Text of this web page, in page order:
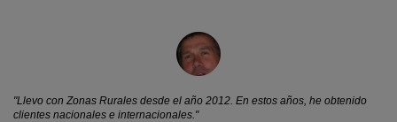
"Llevo con Zonas Rurales desde el año 2012. En estos años, he obtenido
clientes nacionales e internacionales."